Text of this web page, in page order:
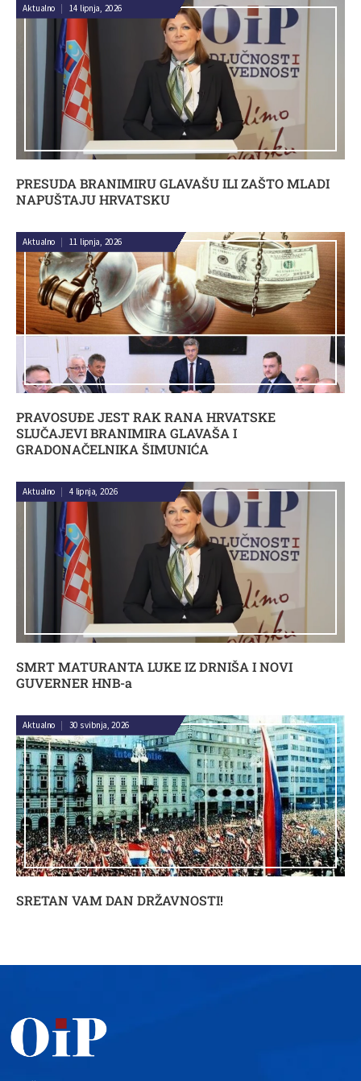
PRESUDA BRANIMIRU GLAVAŠU ILI ZAŠTO MLADI
NAPUŠTAJU HRVATSKU
Aktualno | 14 lipnja, 2026
PRAVOSUĐE JEST RAK RANA HRVATSKE
SLUČAJEVI BRANIMIRA GLAVAŠA I
GRADONAČELNIKA ŠIMUNIĆA
Aktualno | 11 lipnja, 2026
SMRT MATURANTA LUKE IZ DRNIŠA I NOVI
GUVERNER HNB-a
Aktualno | 4 lipnja, 2026
SRETAN VAM DAN DRŽAVNOSTI!
Aktualno | 30 svibnja, 2026